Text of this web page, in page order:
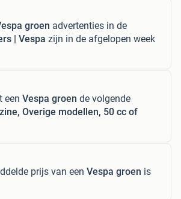
groen advertenties in de
| Vespa zijn in de afgelopen week
een Vespa groen de volgende
Overige modellen, 50 cc of
prijs van een Vespa groen is